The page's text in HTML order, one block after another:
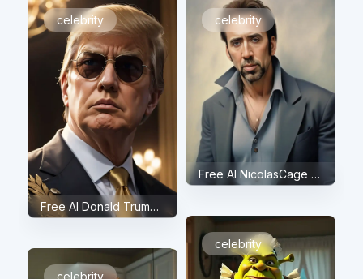
celebrity
Free AI Donald Trump Face Swap
celebrity
Free AI NicolasCage Face Swap
celebrity
celebrity